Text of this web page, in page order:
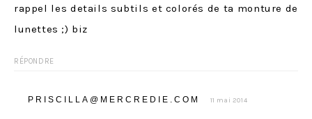
rappel les details subtils et colorés de ta monture de
lunettes ;) biz
RÉPONDRE
PRISCILLA@MERCREDIE.COM 11 mai 2014